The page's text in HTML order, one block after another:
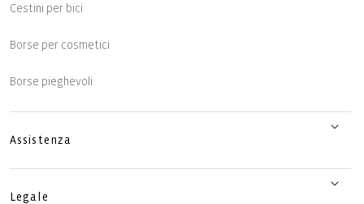
Cestini per bici
Borse per cosmetici
Borse pieghevoli
Assistenza
Legale